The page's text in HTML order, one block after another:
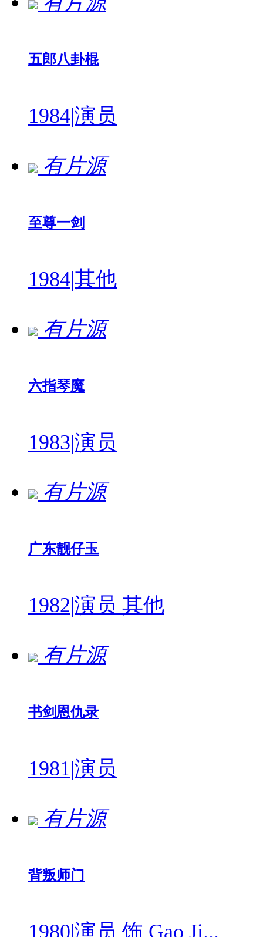
五郎八卦棍
1984|演员
有片源
至尊一剑
1984|其他
有片源
六指琴魔
1983|演员
有片源
广东靓仔玉
1982|演员 其他
有片源
书剑恩仇录
1981|演员
有片源
背叛师门
1980|演员 饰 Gao Ji...